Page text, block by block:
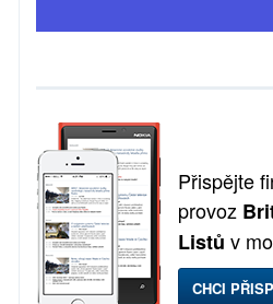
Přispějte
provoz
Listů v
CHCI